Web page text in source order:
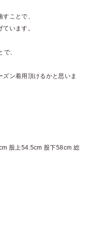
ことで、
います。
、
ン着用頂けるかと思いま
股上54.5cm 股下58cm 総